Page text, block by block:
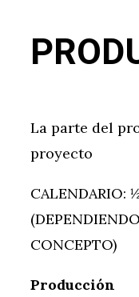
La parte del
proyecto
CALENDARIO:
CONCEPTO)
Producción